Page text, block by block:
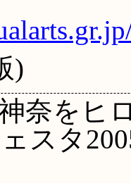
)
奈をヒ
スタ